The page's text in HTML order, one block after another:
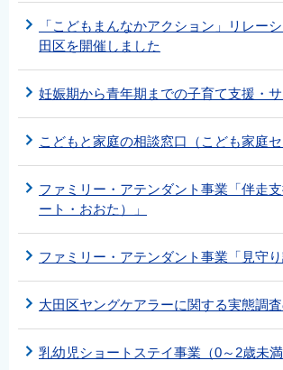
「こどもまんなかアクション」リレー
田区を開催しました
妊娠期から青年期までの子育て支援・
こどもと家庭の相談窓口（こども家庭セ
ファミリー・アテンダント事業「伴走
ート・おおた）」
ファミリー・アテンダント事業「見守り
大田区ヤングケアラーに関する実態調
乳幼児ショートステイ事業（0～2歳未満